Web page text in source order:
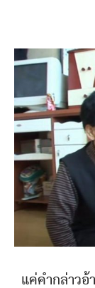
แค่คำกล่าวอ้